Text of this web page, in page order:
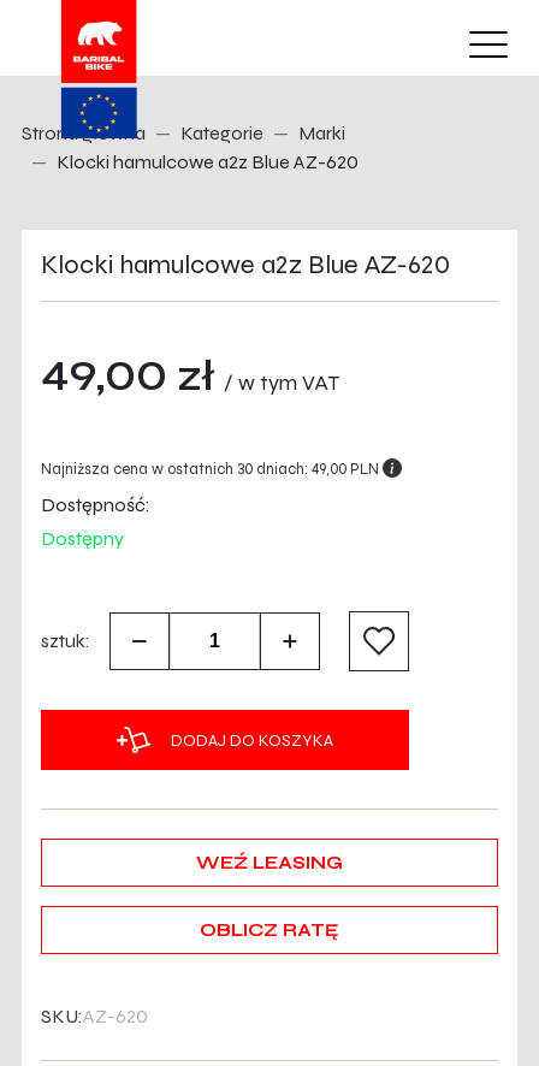
Strona główna Kategorie
Marki
Klocki hamulcowe a2z Blue AZ-620
Klocki hamulcowe a2z Blue AZ-620
49,00 zł / w tym VAT
Najniższa cena w ostatnich 30 dniach: 49,00 PLN
Dostępność:
Dostępny
sztuk:
DODAJ DO KOSZYKA
WEŹ LEASING
OBLICZ RATĘ
SKU:AZ-620